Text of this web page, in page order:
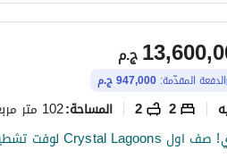
ج.م
الدفعة المقدّمة: 947,000 ج.م
2
2 المساحة:102 متر مربع